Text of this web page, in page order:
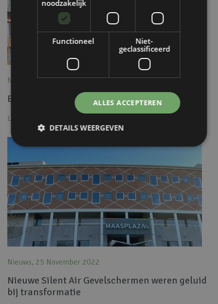
Nieuws, 3 November 2023
Een uniek gevelbeeld!
Lees meer
Nieuws, 25 November 2022
Nieuwe Silent Air Gevelschermen weren geluid
bij transformatie
noodzakelijk
Functioneel
Niet-
geclassificeerd
ALLES ACCEPTEREN
DETAILS WEERGEVEN